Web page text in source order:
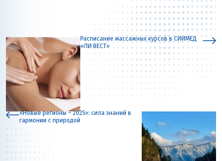
«Новые регионы – 2025»: сила знаний в
гармонии с природой
Расписание массажных курсов в СИИМЕД
«ЛИ ВЕСТ»